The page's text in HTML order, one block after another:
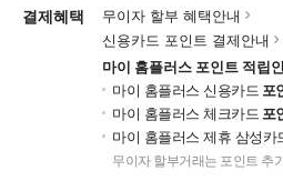
결제혜택
무이자 할부 혜택안내
신용카드 포인트 결제안내
마이 홈플러스 포인트 적립
마이 홈플러스 신용카드 포
마이 홈플러스 체크카드 포
마이 홈플러스 제휴 삼성카
무이자 할부거래는 포인트 추